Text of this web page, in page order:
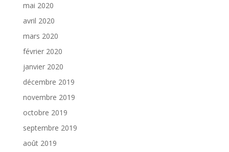
mai 2020
avril 2020
mars 2020
février 2020
janvier 2020
décembre 2019
novembre 2019
octobre 2019
septembre 2019
août 2019